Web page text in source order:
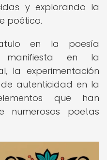
y explorando la
poético.
en la poesía
manifiesta en la
la experimentación
autenticidad en la
que han
poetas